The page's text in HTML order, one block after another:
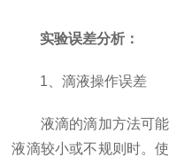
实验误差分析：
1、滴液操作误差
液滴的滴加方法可能
液滴较小或不规则时。